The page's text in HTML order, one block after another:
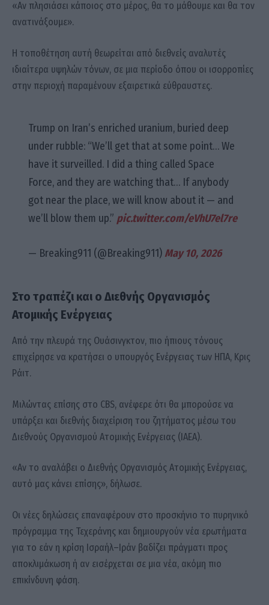
«Αν πλησιάσει κάποιος στο μέρος, θα το μάθουμε και θα τον
ανατινάξουμε».
Η τοποθέτηση αυτή θεωρείται από διεθνείς αναλυτές
ιδιαίτερα υψηλών τόνων, σε μια περίοδο όπου οι ισορροπίες
στην περιοχή παραμένουν εξαιρετικά εύθραυστες.
Trump on Iran’s enriched uranium, buried deep
under rubble: “We’ll get that at some point… We
have it surveilled. I did a thing called Space
Force, and they are watching that… If anybody
got near the place, we will know about it — and
we’ll blow them up.” pic.twitter.com/eVhU7el7re
— Breaking911 (@Breaking911) May 10, 2026
Στο τραπέζι και ο Διεθνής Οργανισμός
Ατομικής Ενέργειας
Από την πλευρά της Ουάσινγκτον, πιο ήπιους τόνους
επιχείρησε να κρατήσει ο υπουργός Ενέργειας των ΗΠΑ, Κρις
Ράιτ.
Μιλώντας επίσης στο CBS, ανέφερε ότι θα μπορούσε να
υπάρξει και διεθνής διαχείριση του ζητήματος μέσω του
Διεθνούς Οργανισμού Ατομικής Ενέργειας (IAEA).
«Αν το αναλάβει ο Διεθνής Οργανισμός Ατομικής Ενέργειας,
αυτό μας κάνει επίσης», δήλωσε.
Οι νέες δηλώσεις επαναφέρουν στο προσκήνιο το πυρηνικό
πρόγραμμα της Τεχεράνης και δημιουργούν νέα ερωτήματα
για το εάν η κρίση Ισραήλ–Ιράν βαδίζει πράγματι προς
αποκλιμάκωση ή αν εισέρχεται σε μια νέα, ακόμη πιο
επικίνδυνη φάση.